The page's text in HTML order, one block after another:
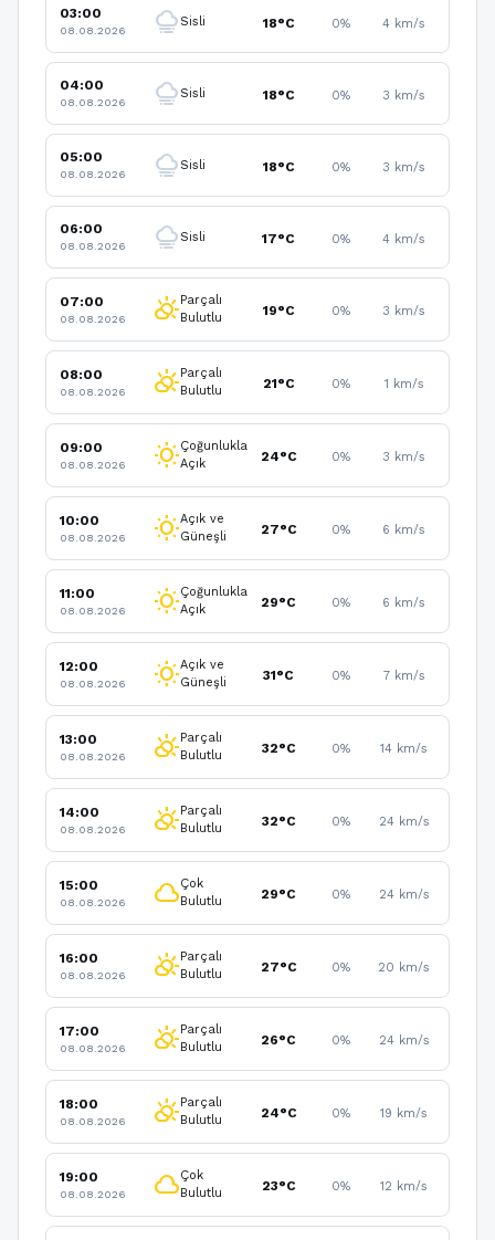
03:00
08.08.2026 foggy Sisli 18°C 0% 4 km/s
04:00
08.08.2026 foggy Sisli 18°C 0% 3 km/s
05:00
08.08.2026 foggy Sisli 18°C 0% 3 km/s
06:00
08.08.2026 foggy Sisli 17°C 0% 4 km/s
07:00
08.08.2026 partly_cloudy_dayParçalı
Bulutlu
19°C 0% 3 km/s
08:00
08.08.2026 partly_cloudy_dayParçalı
Bulutlu
21°C 0% 1 km/s
09:00
08.08.2026 wb_sunnyÇoğunlukla
Açık
24°C 0% 3 km/s
10:00
08.08.2026 wb_sunnyAçık ve
Güneşli
27°C 0% 6 km/s
11:00
08.08.2026 wb_sunnyÇoğunlukla
Açık
29°C 0% 6 km/s
12:00
08.08.2026 wb_sunnyAçık ve
Güneşli
31°C 0% 7 km/s
13:00
08.08.2026 partly_cloudy_dayParçalı
Bulutlu
32°C 0% 14 km/s
14:00
08.08.2026 partly_cloudy_dayParçalı
Bulutlu
32°C 0% 24 km/s
15:00
08.08.2026 cloudÇok
Bulutlu
29°C 0% 24 km/s
16:00
08.08.2026 partly_cloudy_dayParçalı
Bulutlu
27°C 0% 20 km/s
17:00
08.08.2026 partly_cloudy_dayParçalı
Bulutlu
26°C 0% 24 km/s
18:00
08.08.2026 partly_cloudy_dayParçalı
Bulutlu
24°C 0% 19 km/s
19:00
08.08.2026 cloudÇok
Bulutlu
23°C 0% 12 km/s